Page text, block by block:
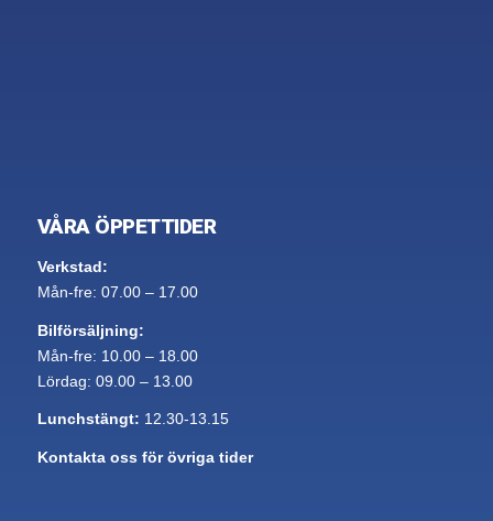
VÅRA ÖPPETTIDER
Verkstad:
Mån-fre: 07.00 – 17.00
Bilförsäljning:
Mån-fre: 10.00 – 18.00
Lördag: 09.00 – 13.00
Lunchstängt: 12.30-13.15
Kontakta oss för övriga tider